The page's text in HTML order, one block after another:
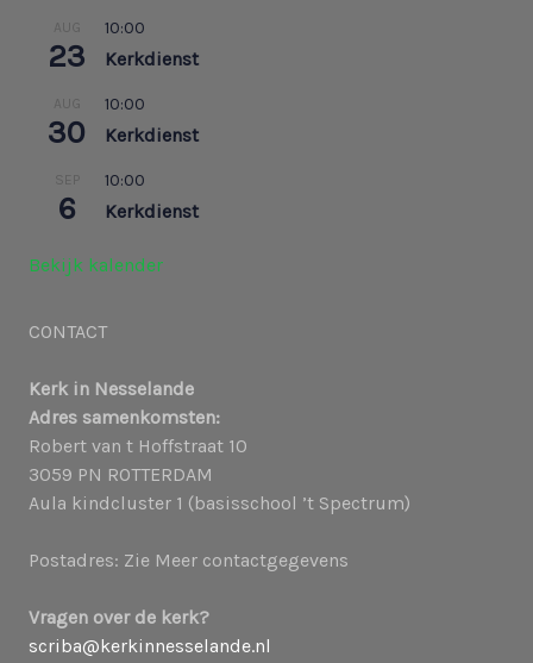
AUG
23
10:00
Kerkdienst
AUG
30
10:00
Kerkdienst
6
10:00
Kerkdienst
Bekijk kalender
CONTACT
Kerk in Nesselande
Adres samenkomsten:
Robert van t Hoffstraat 10
3059 PN ROTTERDAM
Aula kindcluster 1 (basisschool ’t Spectrum)
Postadres: Zie Meer contactgegevens
Vragen over de kerk?
scriba@kerkinnesselande.nl